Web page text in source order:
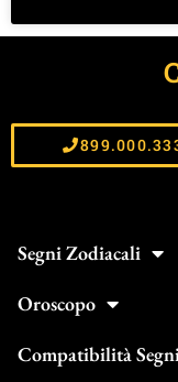
Segni Zodiacali
Oroscopo
Compatibilità